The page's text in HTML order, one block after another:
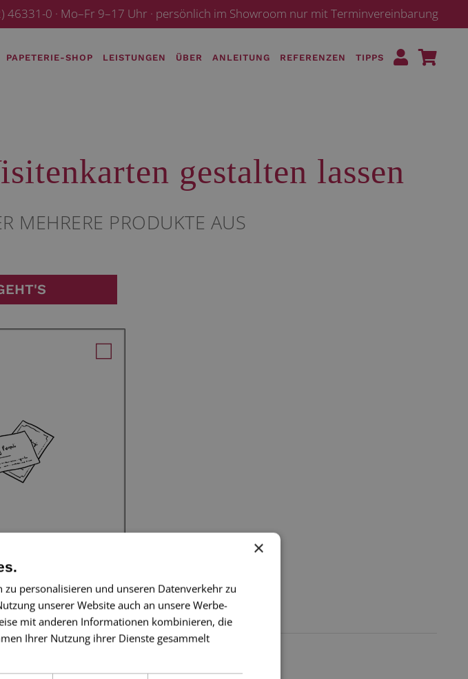
0 · Mo–Fr 9–17 Uhr · persönlich im Showroom nur mit Terminvereinbarung
PAPETERIE-SHOP LEISTUNGEN ÜBER ANLEITUNG REFERENZEN TIPPS
gestalten lassen
MEHRERE PRODUKTE AUS
×
personalisieren und unseren Datenverkehr zu
unserer Website auch an unsere Werbe-
mit anderen Informationen kombinieren, die
Ihrer Nutzung ihrer Dienste gesammelt